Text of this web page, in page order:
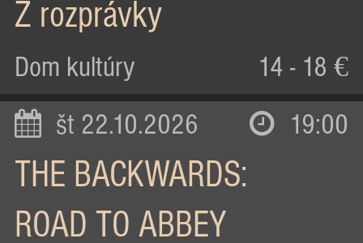
Z rozprávky
Dom kultúry 14 - 18 €
št 22.10.2026 19:00
THE BACKWARDS:
ROAD TO ABBEY